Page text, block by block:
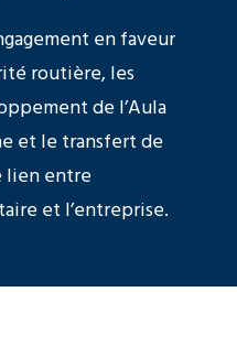
en faveur
routière, les
de l’Aula
et le transfert de
lien entre
et l’entreprise.